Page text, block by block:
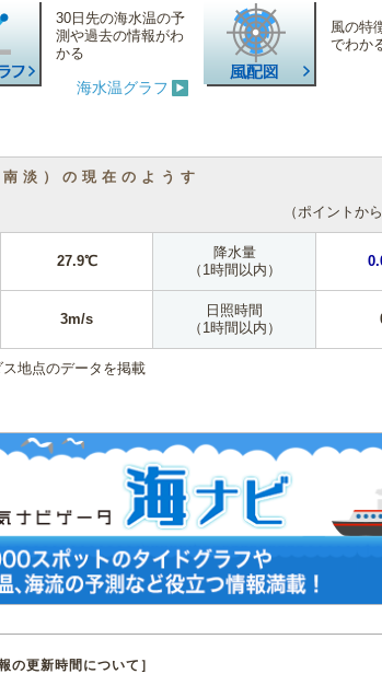
30日先の海水温の予
測や過去の情報がわ
かる
海水温グラフ
風の特
でわか
淡）の現在のようす
（ポイントか
27.9℃
降水量
（1時間以内）
3m/s
日照時間
（1時間以内）
地点のデータを掲載
の更新時間について］